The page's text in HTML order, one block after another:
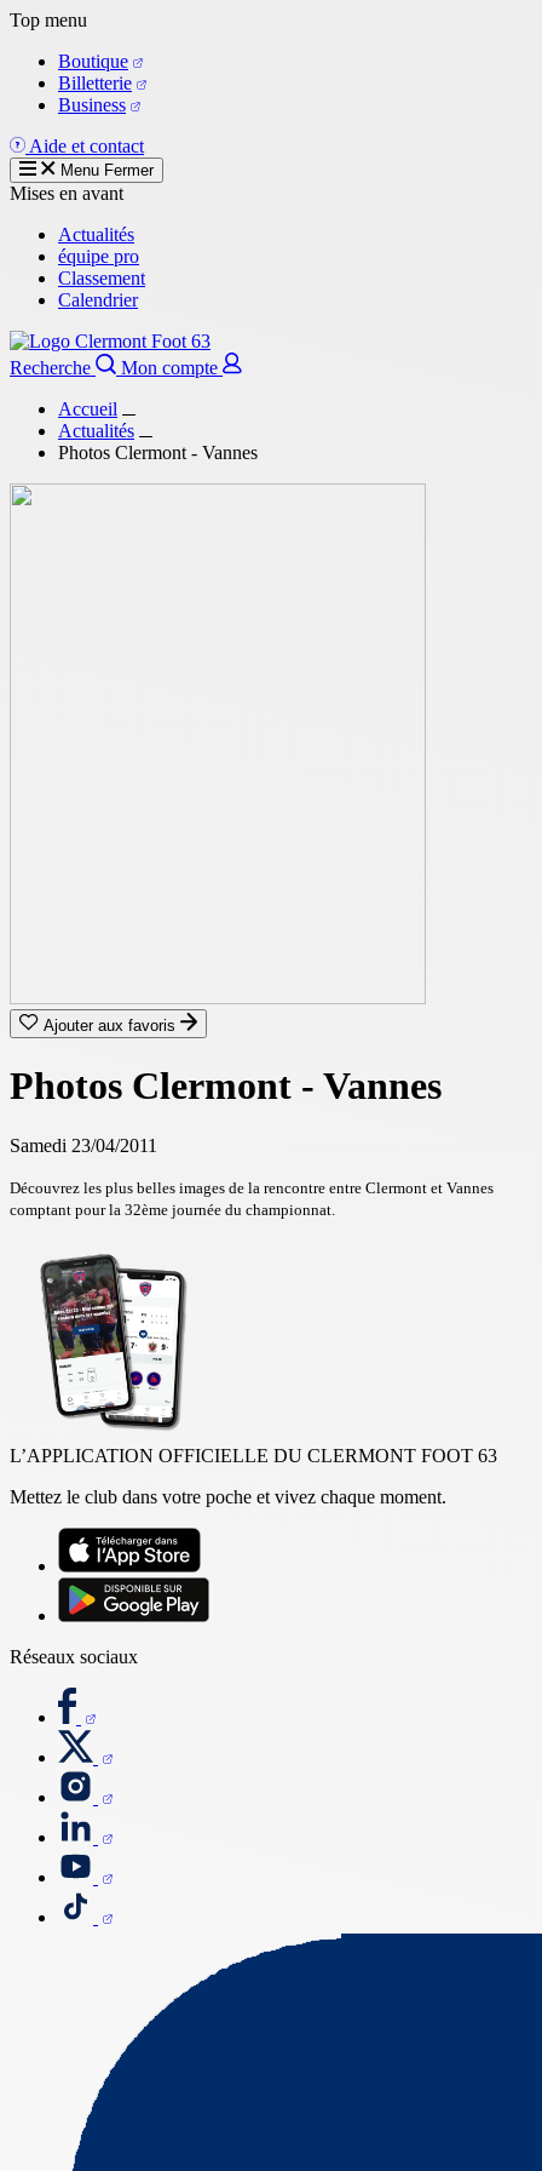
Aller
contenu
principal
Top menu
Boutique
Billetterie
Business
Aide et contact
Menu Fermer
Mises en avant
Actualités
équipe pro
Classement
Calendrier
Recherche
Mon compte
Accueil
Actualités
Photos Clermont - Vannes
Ajouter aux favoris
Photos Clermont - Vannes
Samedi 23/04/2011
Découvrez les plus belles images de la rencontre entre Clermont et Vannes
comptant pour la 32ème journée du championnat.
L’APPLICATION OFFICIELLE DU CLERMONT FOOT 63
Mettez le club dans votre poche et vivez chaque moment.
Réseaux sociaux